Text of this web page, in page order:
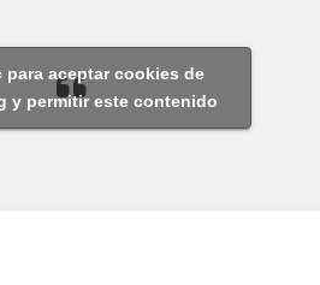
para aceptar cookies de
y permitir este contenido